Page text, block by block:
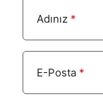
Adınız *
E-Posta *